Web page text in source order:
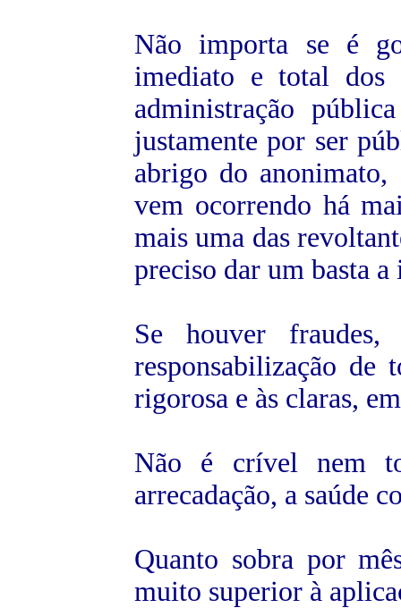
Não importa se é
imediato e total dos
administração
justamente por ser
abrigo do anonimato,
vem ocorrendo há
mais uma das
preciso dar um basta
Se houver
responsabilização de
rigorosa e às claras,
Não é crível nem
arrecadação, a saúde
Quanto sobra por
muito superior à